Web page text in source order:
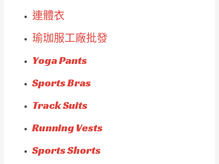
連體衣
瑜珈服工廠批發
Yoga Pants
Sports Bras
Track Suits
Running Vests
Sports Shorts